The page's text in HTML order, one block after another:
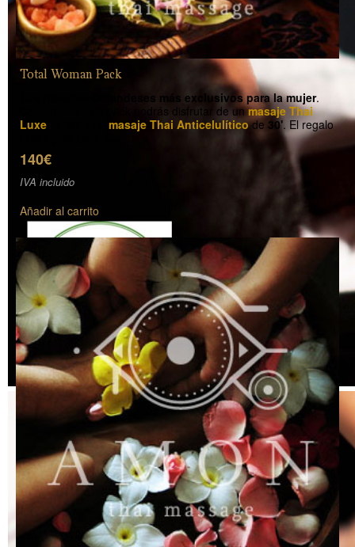
Total Woman Pack
Los masajes Tailandeses más exclusivos para la mujer.
Comprando este pack podrás disfrutar de unmasaje Thai
Luxe
masaje Thai Anticelulíticode 30'. El regalo
140€
IVA incluido
Añadir al carrito